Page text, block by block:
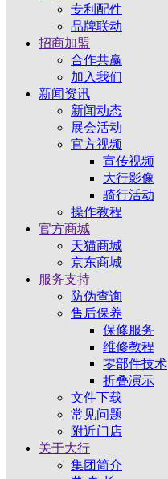
专利配件
品牌联动
招商加盟
合作共赢
加入我们
新闻资讯
新闻动态
展会活动
官方视频
宣传视频
大行影像
骑行活动
操作教程
官方商城
天猫商城
京东商城
服务支持
防伪查询
售后保养
保修服务
维修教程
零部件技术
折叠演示
文件下载
常见问题
附近门店
关于大行
集团简介